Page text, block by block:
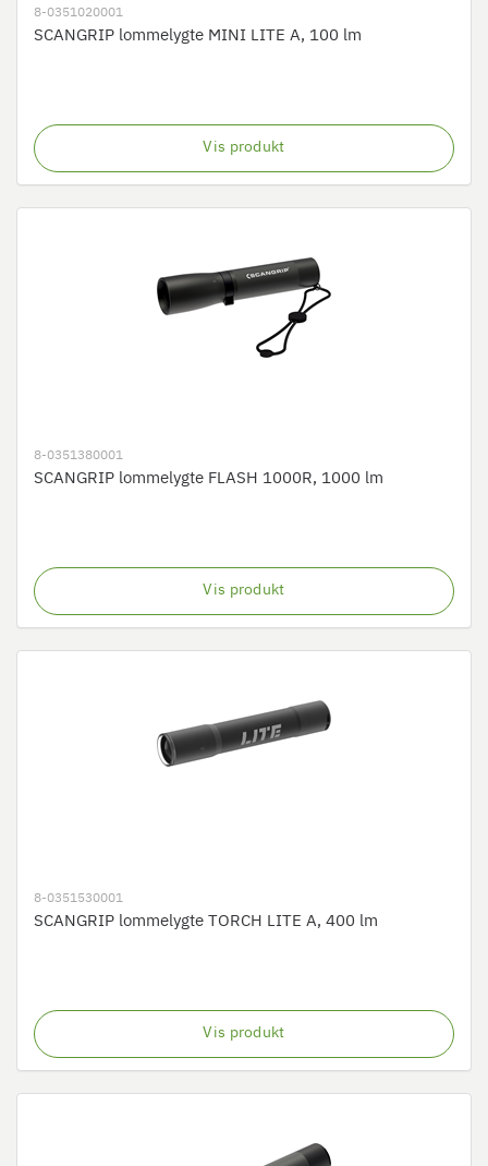
8-0351020001
SCANGRIP lommelygte MINI LITE A, 100 lm
Vis produkt
8-0351380001
SCANGRIP lommelygte FLASH 1000R, 1000 lm
Vis produkt
8-0351530001
SCANGRIP lommelygte TORCH LITE A, 400 lm
Vis produkt